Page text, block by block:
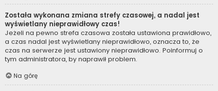
Została wykonana zmiana strefy czasowej, a nadal jest
wyświetlany nieprawidłowy czas!
Jeżeli na pewno strefa czasowa została ustawiona prawidłowo,
a czas nadal jest wyświetlany nieprawidłowo, oznacza to, że
czas na serwerze jest ustawiony nieprawidłowo. Poinformuj o
tym administratora, by naprawił problem.
Na górę